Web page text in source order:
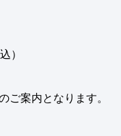
）
案内となります。